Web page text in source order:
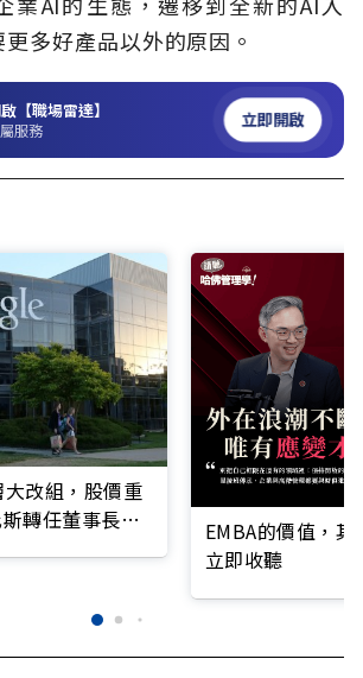
多好產品以外的原因。
【職場雷達】
服務 立即開啟
改組，股價重
轉任董事長、
EMBA的價值，
立即收聽